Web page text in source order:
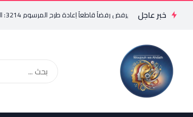
خبر عاجل
إعادة طرح المرسوم 3214: الضرائب الجديدة تعرقل التعافي الاقتصادي وتناقض مبدأ الشراكة